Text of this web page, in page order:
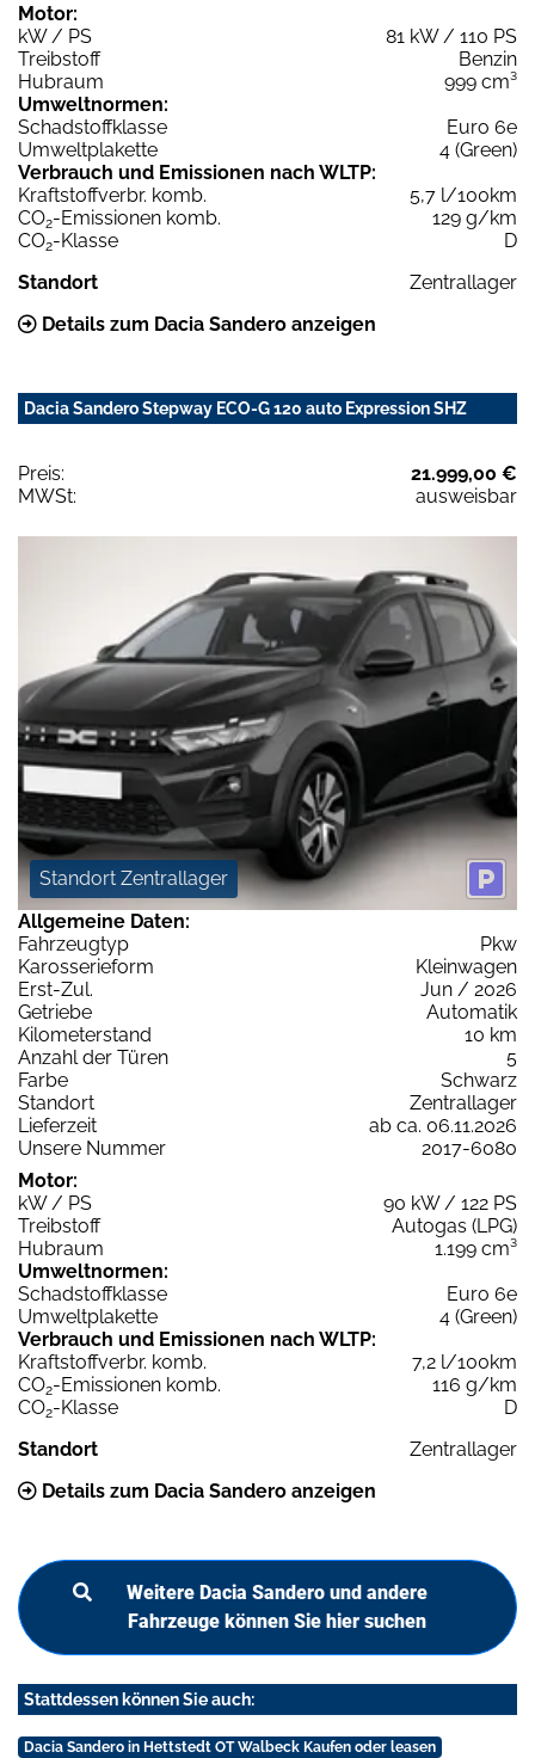
Motor:
kW / PS
81 kW / 110 PS
Treibstoff
Benzin
Hubraum
999 cm³
Umweltnormen:
Schadstoffklasse
Euro 6e
Umweltplakette
4 (Green)
Verbrauch und Emissionen nach WLTP:
Kraftstoffverbr. komb.
5,7 l/100km
CO2-Emissionen komb.
129 g/km
CO2-Klasse
D
Standort
Zentrallager
Details zum Dacia Sandero anzeigen
Dacia Sandero Stepway ECO-G 120 auto Expression SHZ
Preis:
21.999,00 €
MWSt:
ausweisbar
Standort Zentrallager
Allgemeine Daten:
Fahrzeugtyp
Pkw
Karosserieform
Kleinwagen
Erst-Zul.
Jun / 2026
Getriebe
Automatik
Kilometerstand
10 km
Anzahl der Türen
5
Farbe
Schwarz
Standort
Zentrallager
Lieferzeit
ab ca. 06.11.2026
Unsere Nummer
2017-6080
Motor:
kW / PS
90 kW / 122 PS
Treibstoff
Autogas (LPG)
Hubraum
1.199 cm³
Umweltnormen:
Schadstoffklasse
Euro 6e
Umweltplakette
4 (Green)
Verbrauch und Emissionen nach WLTP:
Kraftstoffverbr. komb.
7,2 l/100km
CO2-Emissionen komb.
116 g/km
CO2-Klasse
D
Standort
Zentrallager
Details zum Dacia Sandero anzeigen
Weitere Dacia Sandero und andere
Fahrzeuge können Sie hier suchen
Stattdessen können Sie auch:
Dacia Sandero in Hettstedt OT Walbeck Kaufen oder leasen